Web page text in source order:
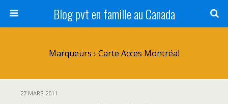
Blog pvt en famille au Canada
Marqueurs › Carte Acces Montréal
27 MARS 2011